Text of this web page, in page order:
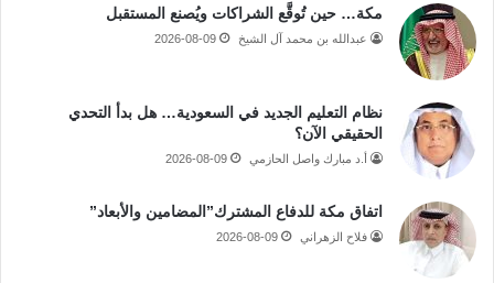
مكة… حين تُوقَّع الشراكات ويُصنع المستقبل
عبدالله بن محمد آل الشيخ 2026-08-09
نظام التعليم الجديد في السعودية… هل بدأ التحدي
الحقيقي الآن؟
أ.د مبارك واصل الحازمي 2026-08-09
اتفاق مكة للدفاع المشترك”المضامين والأبعاد”
فلاح الزهراني 2026-08-09